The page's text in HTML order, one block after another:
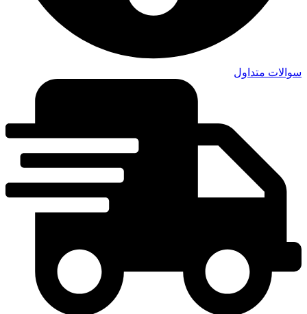
سوالات متداول